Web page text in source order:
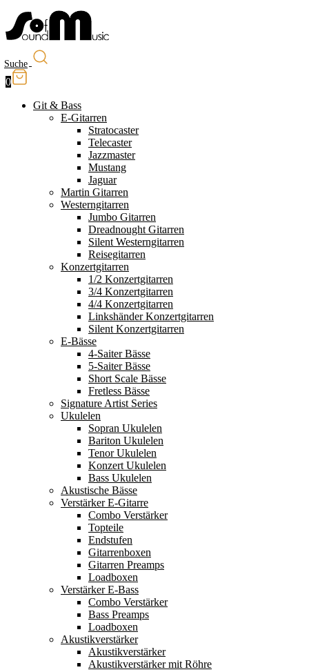
Suche
0
Git & Bass
E-Gitarren
Stratocaster
Telecaster
Jazzmaster
Mustang
Jaguar
Martin Gitarren
Westerngitarren
Jumbo Gitarren
Dreadnought Gitarren
Silent Westerngitarren
Reisegitarren
Konzertgitarren
1/2 Konzertgitarren
3/4 Konzertgitarren
4/4 Konzertgitarren
Linkshänder Konzertgitarren
Silent Konzertgitarren
E-Bässe
4-Saiter Bässe
5-Saiter Bässe
Short Scale Bässe
Fretless Bässe
Signature Artist Series
Ukulelen
Sopran Ukulelen
Bariton Ukulelen
Tenor Ukulelen
Konzert Ukulelen
Bass Ukulelen
Akustische Bässe
Verstärker E-Gitarre
Combo Verstärker
Topteile
Endstufen
Gitarrenboxen
Gitarren Preamps
Loadboxen
Verstärker E-Bass
Combo Verstärker
Bass Preamps
Loadboxen
Akustikverstärker
Akustikverstärker
Akustikverstärker mit Röhre